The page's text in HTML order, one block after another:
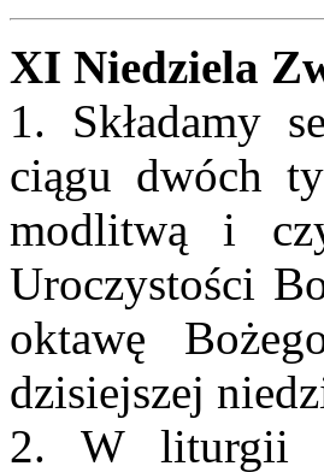
XI Niedziela
1. Składamy
ciągu dwóch
modlitwą i
Uroczystości
oktawę
dzisiejszej
2. W liturgii